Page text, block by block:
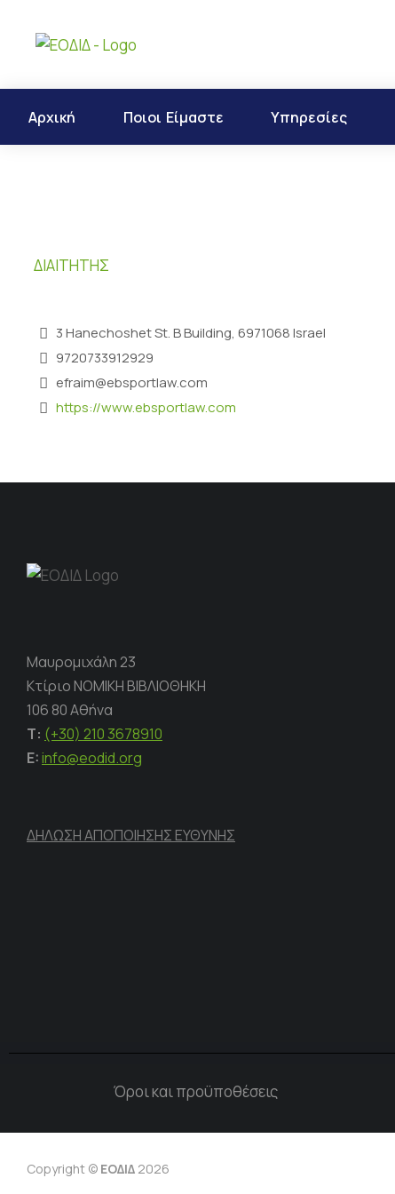
Αρχική Ποιοι Είμαστε Υπηρεσίες
ΔΙΑΙΤΗΤΉΣ
3 Hanechoshet St. B Building, 6971068 Israel
9720733912929
efraim@ebsportlaw.com
https://www.ebsportlaw.com
Μαυρομιχάλη 23
Κτίριο ΝΟΜΙΚΗ ΒΙΒΛΙΟΘΗΚΗ
106 80 Αθήνα
Τ: (+30) 210 3678910
E:info@eodid.org
ΔΗΛΩΣΗ ΑΠΟΠΟΙΗΣΗΣ ΕΥΘΥΝΗΣ
Όροι και προϋποθέσεις
Copyright © ΕΟΔΙΔ 2026